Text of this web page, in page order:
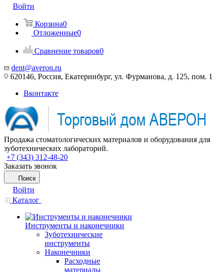
Войти
Корзина0
Отложенные0
Сравнение товаров0
dent@averon.ru
620146, Россия, Екатеринбург, ул. Фурманова, д. 125, пом. 1
Вконтакте
Продажа стоматологических материалов и оборудования для
зуботехнических лабораторий.
+7 (343) 312-48-20
Заказать звонок
Поиск
Войти
Каталог
Инструменты и наконечники
Зуботехнические
инструменты
Наконечники
Расходные
материалы